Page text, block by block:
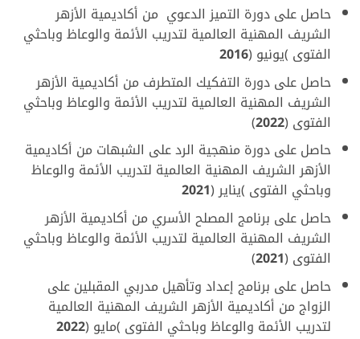
حاصل على دورة التميز الدعوي من أكاديمية الأزهر
الشريف المهنية العالمية لتدريب الأئمة والوعاظ وباحثي
الفتوى )يونيو(
2016
حاصل على دورة التفكيك المتطرف من أكاديمية الأزهر
الشريف المهنية العالمية لتدريب الأئمة والوعاظ وباحثي
الفتوى (2022
)
حاصل على دورة منهجية الرد على الشبهات من أكاديمية
الأزهر الشريف المهنية العالمية لتدريب الأئمة والوعاظ
وباحثي الفتوى )يناير(
2021
حاصل على برنامج المصلح الأسري من أكاديمية الأزهر
الشريف المهنية العالمية لتدريب الأئمة والوعاظ وباحثي
الفتوى (2021
)
حاصل على برنامج إعداد وتأهيل مدربي المقبلين على
الزواج من أكاديمية الأزهر الشريف المهنية العالمية
لتدريب الأئمة والوعاظ وباحثي الفتوى )مايو(
2022